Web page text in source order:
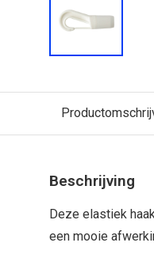
Beschrijving
Deze elastiek
een mooie